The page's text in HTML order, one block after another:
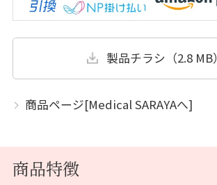
製品チラシ（2.8 MB）
商品ページ[Medical SARAYAへ]
商品特徴